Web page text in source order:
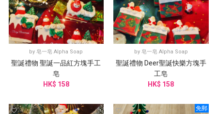
by皂一皂 Alpha Soap
聖誕禮物 聖誕一品紅方塊手工
皂
HK$ 158
by 皂一皂 Alpha Soap
聖誕禮物 Deer聖誕快樂方塊手
工皂
HK$ 158
免郵